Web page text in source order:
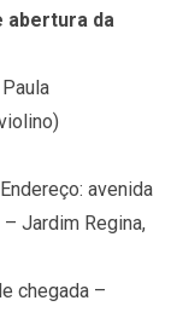
abertura da
avenida
Jardim Regina,
chegada –